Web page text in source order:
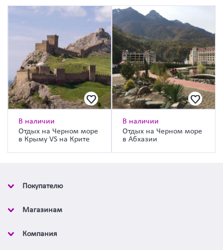
В наличии
Отдых на Черном море
в Крыму VS на Крите
В наличии
Отдых на Черном море
в Абхазии
Покупателю
Магазинам
Компания